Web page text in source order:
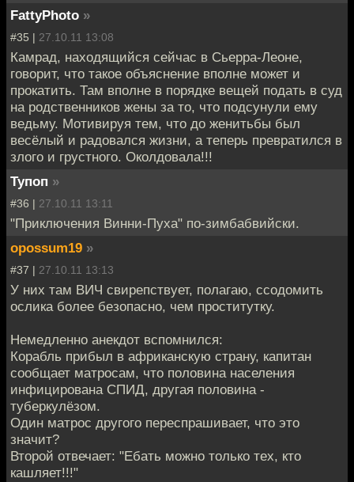
FattyPhoto »
#35 | 27.10.11 13:08
Камрад, находящийся сейчас в Сьерра-Леоне,
говорит, что такое объяснение вполне может и
прокатить. Там вполне в порядке вещей подать в суд
на родственников жены за то, что подсунули ему
ведьму. Мотивируя тем, что до женитьбы был
весёлый и радовался жизни, а теперь превратился в
злого и грустного. Околдовала!!!
Тупоп »
#36 | 27.10.11 13:11
"Приключения Винни-Пуха" по-зимбабвийски.
opossum19 »
#37 | 27.10.11 13:13
У них там ВИЧ свирепствует, полагаю, ссодомить
ослика более безопасно, чем проститутку.
Немедленно анекдот вспомнился:
Корабль прибыл в африканскую страну, капитан
сообщает матросам, что половина населения
инфицирована СПИД, другая половина -
туберкулёзом.
Один матрос другого переспрашивает, что это
значит?
Второй отвечает: "Ебать можно только тех, кто
кашляет!!!"